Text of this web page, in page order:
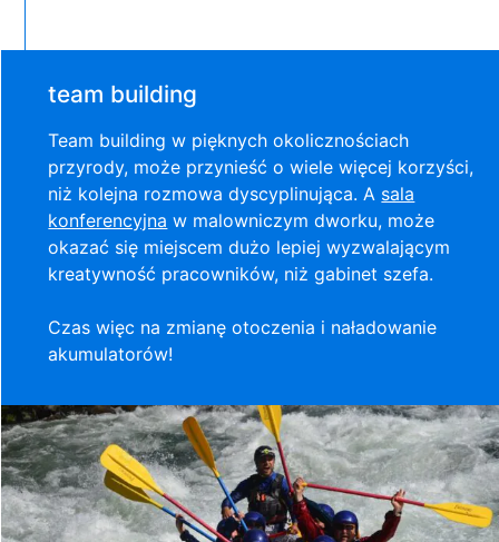
team building
Team building w pięknych okolicznościach
przyrody, może przynieść o wiele więcej korzyści,
niż kolejna rozmowa dyscyplinująca. A sala
konferencyjna w malowniczym dworku, może
okazać się miejscem dużo lepiej wyzwalającym
kreatywność pracowników, niż gabinet szefa.
Czas więc na zmianę otoczenia i naładowanie
akumulatorów!